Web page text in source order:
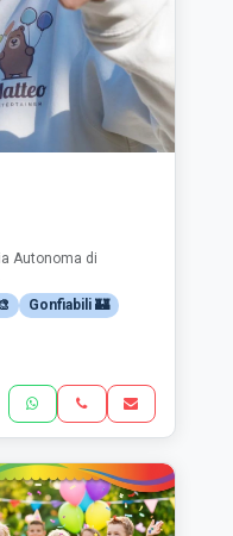
Autonoma di
Gonfiabili 🏰